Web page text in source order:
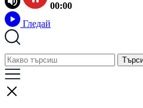
00:00
Гледай